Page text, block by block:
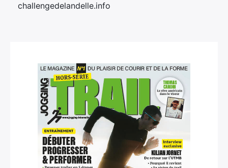
challengedelandelle.info